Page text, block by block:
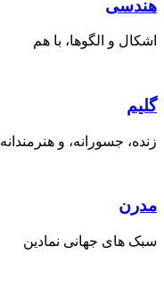
هندسی
اشکال و الگوها، با هم
گلیم
زنده، جسورانه، و هنرمندانه
مدرن
سبک های جهانی نمادین